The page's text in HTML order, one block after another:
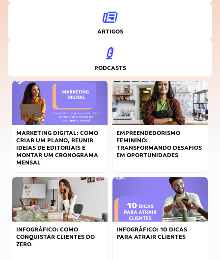
ARTIGOS
PODCASTS
MARKETING DIGITAL: COMO
CRIAR UM PLANO, REUNIR
IDEIAS DE EDITORIAIS E
MONTAR UM CRONOGRAMA
MENSAL
EMPREENDEDORISMO
FEMININO:
TRANSFORMANDO DESAFIOS
EM OPORTUNIDADES
INFOGRÁFICO: COMO
CONQUISTAR CLIENTES DO
ZERO
INFOGRÁFICO: 10 DICAS
PARA ATRAIR CLIENTES